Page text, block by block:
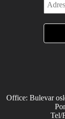
Office: Bulevar
Tel/